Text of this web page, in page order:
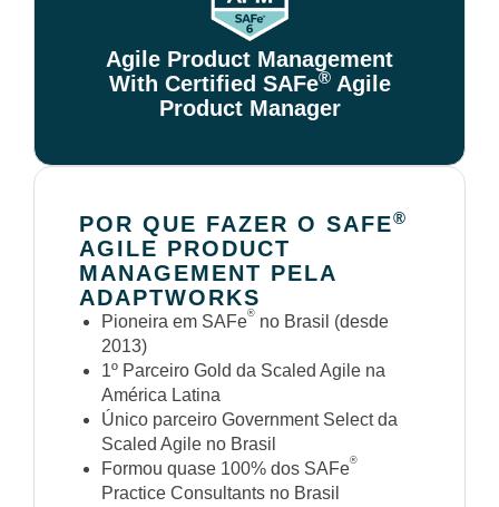
Agile Product Management
With Certified SAFe®Agile
Product Manager
POR QUE FAZER O SAFE®
AGILE PRODUCT
MANAGEMENT PELA
ADAPTWORKS
Pioneira em SAFe® no Brasil (desde
2013)
1º Parceiro Gold da Scaled Agile na
América Latina
Único parceiro Government Select da
Scaled Agile no Brasil
Formou quase 100% dos SAFe®
Practice Consultants no Brasil